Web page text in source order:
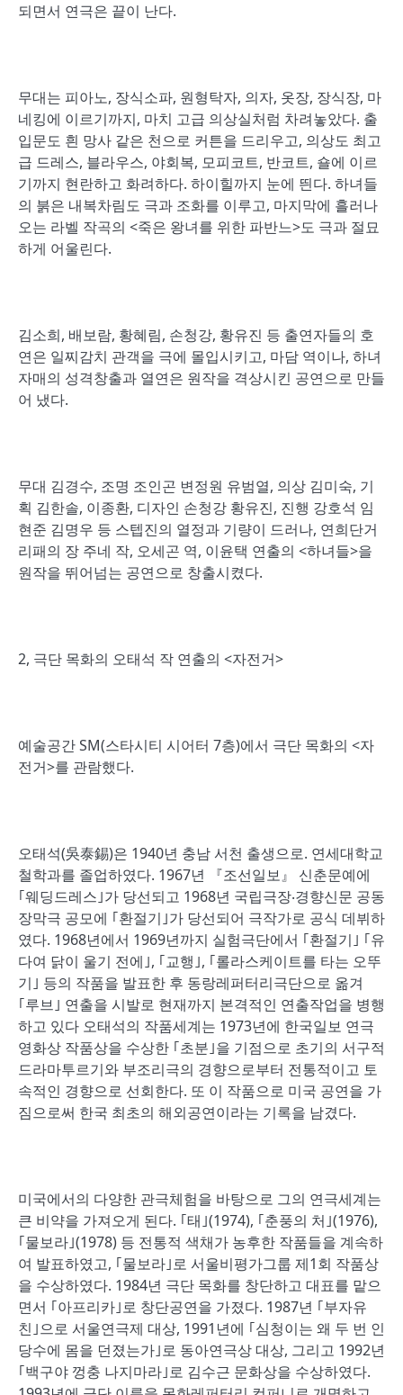
되면서 연극은 끝이 난다.
무대는 피아노, 장식소파, 원형탁자, 의자, 옷장, 장식장, 마
네킹에 이르기까지, 마치 고급 의상실처럼 차려놓았다. 출
입문도 흰 망사 같은 천으로 커튼을 드리우고, 의상도 최고
급 드레스, 블라우스, 야회복, 모피코트, 반코트, 숄에 이르
기까지 현란하고 화려하다. 하이힐까지 눈에 띈다. 하녀들
의 붉은 내복차림도 극과 조화를 이루고, 마지막에 흘러나
오는 라벨 작곡의 <죽은 왕녀를 위한 파반느>도 극과 절묘
하게 어울린다.
김소희, 배보람, 황혜림, 손청강, 황유진 등 출연자들의 호
연은 일찌감치 관객을 극에 몰입시키고, 마담 역이나, 하녀
자매의 성격창출과 열연은 원작을 격상시킨 공연으로 만들
어 냈다.
무대 김경수, 조명 조인곤 변정원 유범열, 의상 김미숙, 기
획 김한솔, 이종환, 디자인 손청강 황유진, 진행 강호석 임
현준 김명우 등 스텝진의 열정과 기량이 드러나, 연희단거
리패의 장 주네 작, 오세곤 역, 이윤택 연출의 <하녀들>을
원작을 뛰어넘는 공연으로 창출시켰다.
2, 극단 목화의 오태석 작 연출의 <자전거>
예술공간 SM(스타시티 시어터 7층)에서 극단 목화의 <자
전거>를 관람했다.
오태석(吳泰錫)은 1940년 충남 서천 출생으로. 연세대학교
철학과를 졸업하였다. 1967년 『조선일보』 신춘문예에
｢웨딩드레스｣가 당선되고 1968년 국립극장‧경향신문 공동
장막극 공모에 ｢환절기｣가 당선되어 극작가로 공식 데뷔하
였다. 1968년에서 1969년까지 실험극단에서 ｢환절기｣ ｢유
다여 닭이 울기 전에｣, ｢교행｣, ｢롤라스케이트를 타는 오뚜
기｣ 등의 작품을 발표한 후 동랑레퍼터리극단으로 옮겨
｢루브｣ 연출을 시발로 현재까지 본격적인 연출작업을 병행
하고 있다 오태석의 작품세계는 1973년에 한국일보 연극
영화상 작품상을 수상한 ｢초분｣을 기점으로 초기의 서구적
드라마투르기와 부조리극의 경향으로부터 전통적이고 토
속적인 경향으로 선회한다. 또 이 작품으로 미국 공연을 가
짐으로써 한국 최초의 해외공연이라는 기록을 남겼다.
미국에서의 다양한 관극체험을 바탕으로 그의 연극세계는
큰 비약을 가져오게 된다. ｢태｣(1974), ｢춘풍의 처｣(1976),
｢물보라｣(1978) 등 전통적 색채가 농후한 작품들을 계속하
여 발표하였고, ｢물보라｣로 서울비평가그룹 제1회 작품상
을 수상하였다. 1984년 극단 목화를 창단하고 대표를 맡으
면서 ｢아프리카｣로 창단공연을 가졌다. 1987년 ｢부자유
친｣으로 서울연극제 대상, 1991년에 ｢심청이는 왜 두 번 인
당수에 몸을 던졌는가｣로 동아연극상 대상, 그리고 1992년
｢백구야 껑충 나지마라｣로 김수근 문화상을 수상하였다.